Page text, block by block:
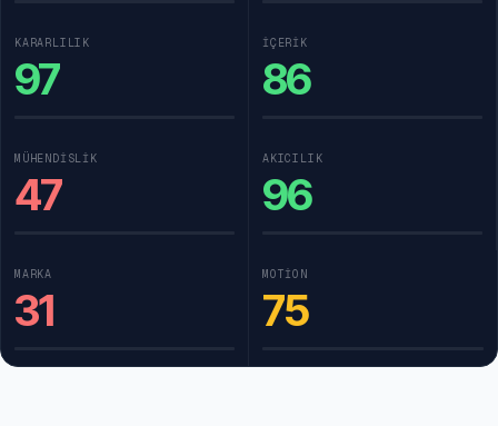
KARARLILIK
97
İÇERIK
86
MÜHENDISLIK
47
AKICILIK
96
MARKA
31
MOTION
75